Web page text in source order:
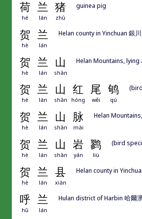
荷 兰 猪
hé lán zhū
guinea pig
贺 兰
hè lán
Helan county in Yinchuan 銀
贺 兰 山
hè lán shān
Helan Mountains,
贺 兰 山 红 尾 鸲
hè lán shān hóng wěi qú
贺 兰 山 脉
hè lán shān mài
Helan
贺 兰 山 岩 鹨
hè lán shān yán liù
(bird
贺 兰 县
hè lán xiàn
Helan county in
呼 兰
hū lán
Hulan district of Harbin 哈爾